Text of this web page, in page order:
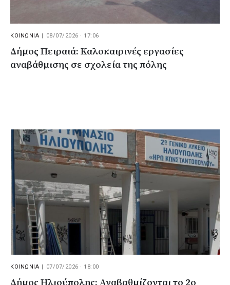
ΚΟΙΝΩΝΙΑ | 08/07/2026 · 17:06
Δήμος Πειραιά: Καλοκαιρινές εργασίες
αναβάθμισης σε σχολεία της πόλης
ΚΟΙΝΩΝΙΑ 07/07/2026 · 18:00